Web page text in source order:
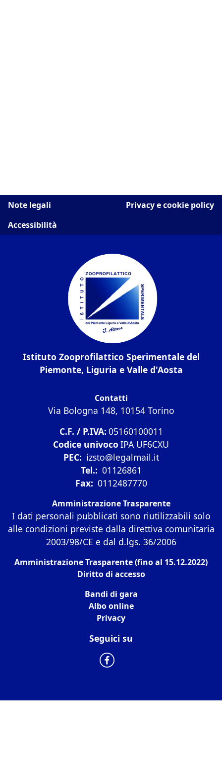
Note legali
Privacy e cookie policy
Accessibilità
Istituto Zooprofilattico Sperimentale del
Piemonte, Liguria e Valle d'Aosta
Contatti
Via Bologna 148, 10154 Torino
C.F. / P.IVA: 05160100011
Codice univoco IPA UF6CXU
PEC: izsto@legalmail.it
Tel.: 01126861
Fax: 0112487770
Amministrazione Trasparente
I dati personali pubblicati sono riutilizzabili solo
alle condizioni previste dalla direttiva comunitaria
2003/98/CE e dal d.lgs. 36/2006
Amministrazione Trasparente (fino al 15.12.2022)
Diritto di accesso
Bandi di gara
Albo online
Privacy
Seguici su